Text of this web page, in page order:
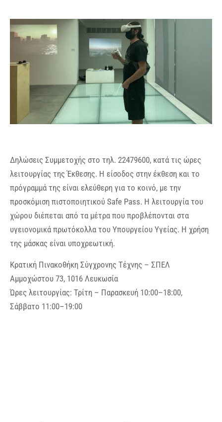
Δηλώσεις Συμμετοχής στο τηλ. 22479600, κατά τις ώρες
λειτουργίας της Έκθεσης. Η είσοδος στην έκθεση και το
πρόγραμμά της είναι ελεύθερη για το κοινό, με την
προσκόμιση πιστοποιητικού Safe Pass. Η λειτουργία του
χώρου διέπεται από τα μέτρα που προβλέπονται στα
υγειονομικά πρωτόκολλα του Υπουργείου Υγείας. Η χρήση
της μάσκας είναι υποχρεωτική.
Κρατική Πινακοθήκη Σύγχρονης Τέχνης – ΣΠΕΛ
Αμμοχώστου 73, 1016 Λευκωσία
Ώρες λειτουργίας: Τρίτη – Παρασκευή 10:00–18:00,
Σάββατο 11:00–19:00